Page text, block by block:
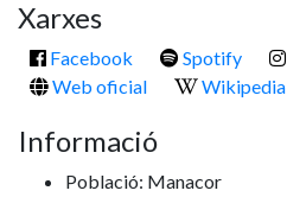
Xarxes
Facebook Spotify
Web oficial
Wikipedia
Informació
Població: Manacor